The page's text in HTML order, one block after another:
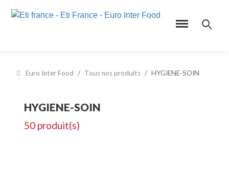
Euro Inter Food Tous nos produits HYGIENE-SOIN
HYGIENE-SOIN
50 produit(s)